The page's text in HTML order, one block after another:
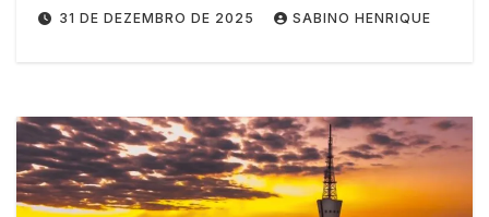
31 DE DEZEMBRO DE 2025 SABINO HENRIQUE